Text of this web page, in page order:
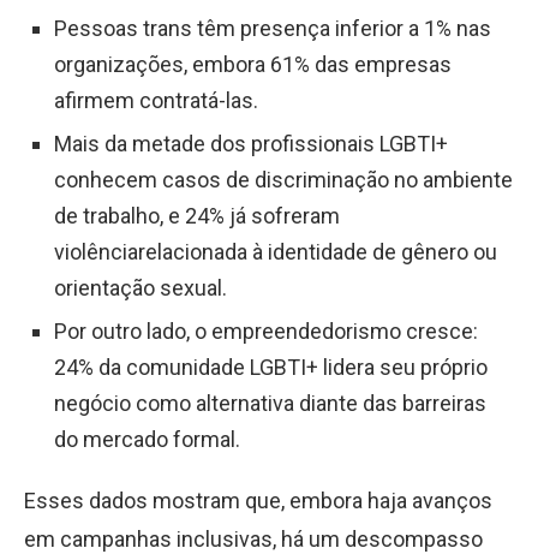
Pessoas trans têm presença inferior a 1% nas
organizações, embora 61% das empresas
afirmem contratá-las.
Mais da metade dos profissionais LGBTI+
conhecem casos de discriminação no ambiente
de trabalho, e 24% já sofreram
violênciarelacionada à identidade de gênero ou
orientação sexual.
Por outro lado, o empreendedorismo cresce:
24% da comunidade LGBTI+ lidera seu próprio
negócio como alternativa diante das barreiras
do mercado formal.
Esses dados mostram que, embora haja avanços
em campanhas inclusivas, há um descompasso